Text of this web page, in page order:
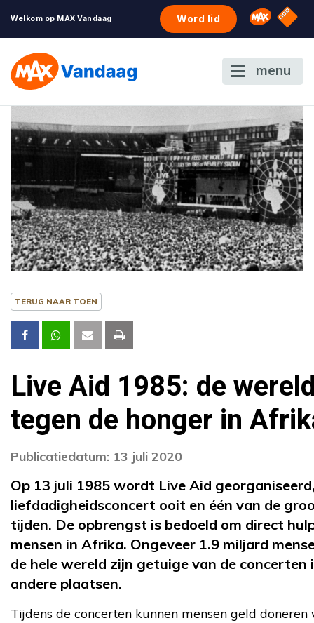
Welkom op MAX Vandaag Word lid Omroep
NPO
menu
TERUG NAAR TOEN
Live Aid 1985: de
tegen de honger in
Publicatiedatum: 13 juli 2020
Op 13 juli 1985 wordt Live Aid
liefdadigheidsconcert ooit en één van de
tijden. De opbrengst is bedoeld om direct
mensen in Afrika. Ongeveer 1.9 miljard
de hele wereld zijn getuige van de concerten
andere plaatsen.
Tijdens de concerten kunnen mensen geld